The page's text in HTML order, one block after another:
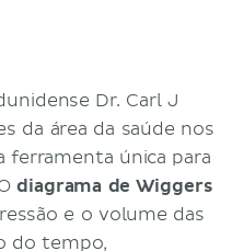
Dr. Carl J
da área da saúde nos
única para
diagrama de Wiggers
e o volume das
do tempo,